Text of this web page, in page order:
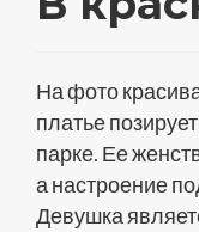
На фото
платье
парке. Ее
а настроение
Девушка